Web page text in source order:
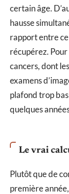
certain âge.
hausse
rapport entre
récupérez.
cancers, dont
examens
plafond trop
quelques
Le vrai
Plutôt que de
première